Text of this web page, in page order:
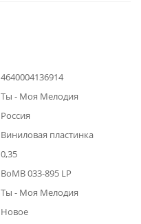
4640004136914
Ты - Моя Мелодия
Россия
Виниловая пластинка
0,35
BoMB 033-895 LP
Ты - Моя Мелодия
Новое